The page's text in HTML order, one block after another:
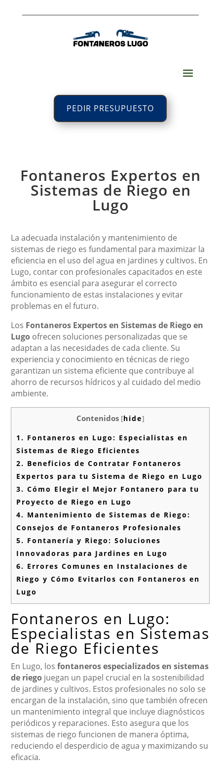
PEDIR PRESUPUESTO
Fontaneros Expertos en
Sistemas de Riego en
Lugo
La adecuada instalación y mantenimiento de
sistemas de riego es fundamental para maximizar la
eficiencia en el uso del agua en jardines y cultivos. En
Lugo, contar con profesionales capacitados en este
ámbito es esencial para asegurar el correcto
funcionamiento de estas instalaciones y evitar
problemas en el futuro.
Los Fontaneros Expertos en Sistemas de Riego en
Lugo ofrecen soluciones personalizadas que se
adaptan a las necesidades de cada cliente. Su
experiencia y conocimiento en técnicas de riego
garantizan un sistema eficiente que contribuye al
ahorro de recursos hídricos y al cuidado del medio
ambiente.
Contenidos [hide]
1. Fontaneros en Lugo: Especialistas en
Sistemas de Riego Eficientes
2. Beneficios de Contratar Fontaneros
Expertos para tu Sistema de Riego en Lugo
3. Cómo Elegir el Mejor Fontanero para tu
Proyecto de Riego en Lugo
4. Mantenimiento de Sistemas de Riego:
Consejos de Fontaneros Profesionales
5. Fontanería y Riego: Soluciones
Innovadoras para Jardines en Lugo
6. Errores Comunes en Instalaciones de
Riego y Cómo Evitarlos con Fontaneros en
Lugo
Fontaneros en Lugo:
Especialistas en Sistemas
de Riego Eficientes
En Lugo, losfontaneros especializados en sistemas
de riego juegan un papel crucial en la sostenibilidad
de jardines y cultivos. Estos profesionales no solo se
encargan de la instalación, sino que también ofrecen
un mantenimiento integral que incluye diagnósticos
periódicos y reparaciones. Esto asegura que los
sistemas de riego funcionen de manera óptima,
reduciendo el desperdicio de agua y maximizando su
eficacia.